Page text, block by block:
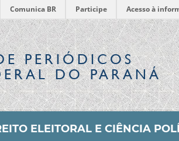
Comunica BR Participe Acesso à
PERIÓDICOS
DO PARANÁ
ELEITORAL E CIÊNCIA